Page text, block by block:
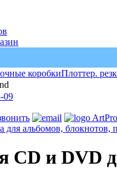
коробкиПлоттер.
09
для альбомов, блокнотов,
CD и DVD